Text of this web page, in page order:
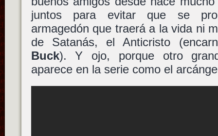
juntos para evitar que se
armagedón que traerá a la vida ni
de Satanás, el Anticristo
Buck). Y ojo, porque otro
aparece en la serie como el